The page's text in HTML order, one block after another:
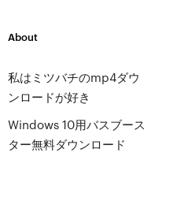
About
私はミツバチのmp4ダウ
ンロードが好き
Windows 10用バスブース
ター無料ダウンロード